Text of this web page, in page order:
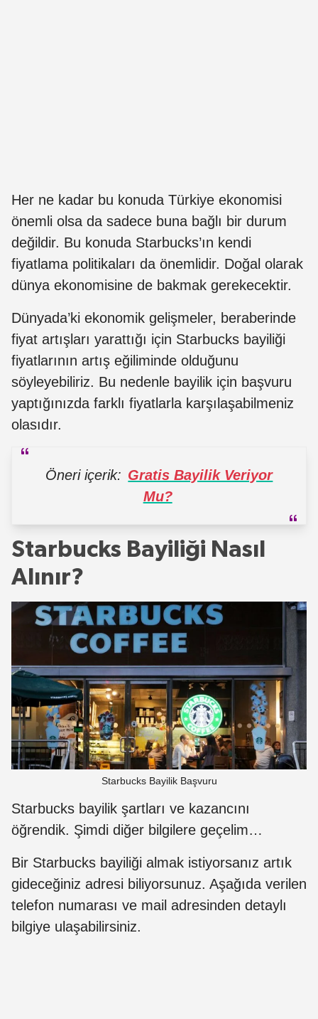
Her ne kadar bu konuda Türkiye ekonomisi
önemli olsa da sadece buna bağlı bir durum
değildir. Bu konuda Starbucks’ın kendi
fiyatlama politikaları da önemlidir. Doğal olarak
dünya ekonomisine de bakmak gerekecektir.
Dünyada’ki ekonomik gelişmeler, beraberinde
fiyat artışları yarattığı için Starbucks bayiliği
fiyatlarının artış eğiliminde olduğunu
söyleyebiliriz. Bu nedenle bayilik için başvuru
yaptığınızda farklı fiyatlarla karşılaşabilmeniz
olasıdır.
Öneri içerik: Gratis Bayilik Veriyor
Mu?
Starbucks Bayiliği Nasıl
Alınır?
Starbucks Bayilik Başvuru
Starbucks bayilik şartları ve kazancını
öğrendik. Şimdi diğer bilgilere geçelim…
Bir Starbucks bayiliği almak istiyorsanız artık
gideceğiniz adresi biliyorsunuz. Aşağıda verilen
telefon numarası ve mail adresinden detaylı
bilgiye ulaşabilirsiniz.